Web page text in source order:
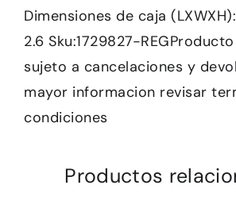
Dimensiones de caja
2.6 Sku:1729827-
sujeto a cancelaciones y
mayor informacion revisar
condiciones
Productos